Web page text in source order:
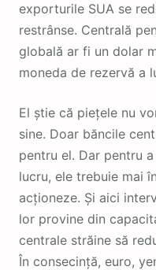
exporturile SUA se
restrânse. Centrală
globală ar fi un dolar
moneda de rezervă a
El știe că piețele nu
sine. Doar băncile
pentru el. Dar pentru
lucru, ele trebuie mai
acționeze. Și aici
lor provine din
centrale străine să
În consecință, euro,